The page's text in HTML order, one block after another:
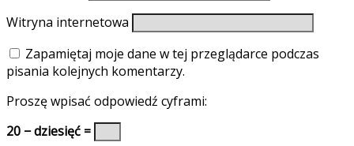
Witryna internetowa
Zapamiętaj moje dane w tej przeglądarce podczas
pisania kolejnych komentarzy.
Proszę wpisać odpowiedź cyframi:
20 − dziesięć =